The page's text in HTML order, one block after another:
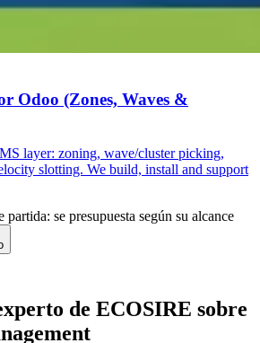
Odoo (Zones, Waves &
layer: zoning, wave/cluster picking,
slotting. We build, install and support
partida: se presupuesta según su alcance
de ECOSIRE sobre